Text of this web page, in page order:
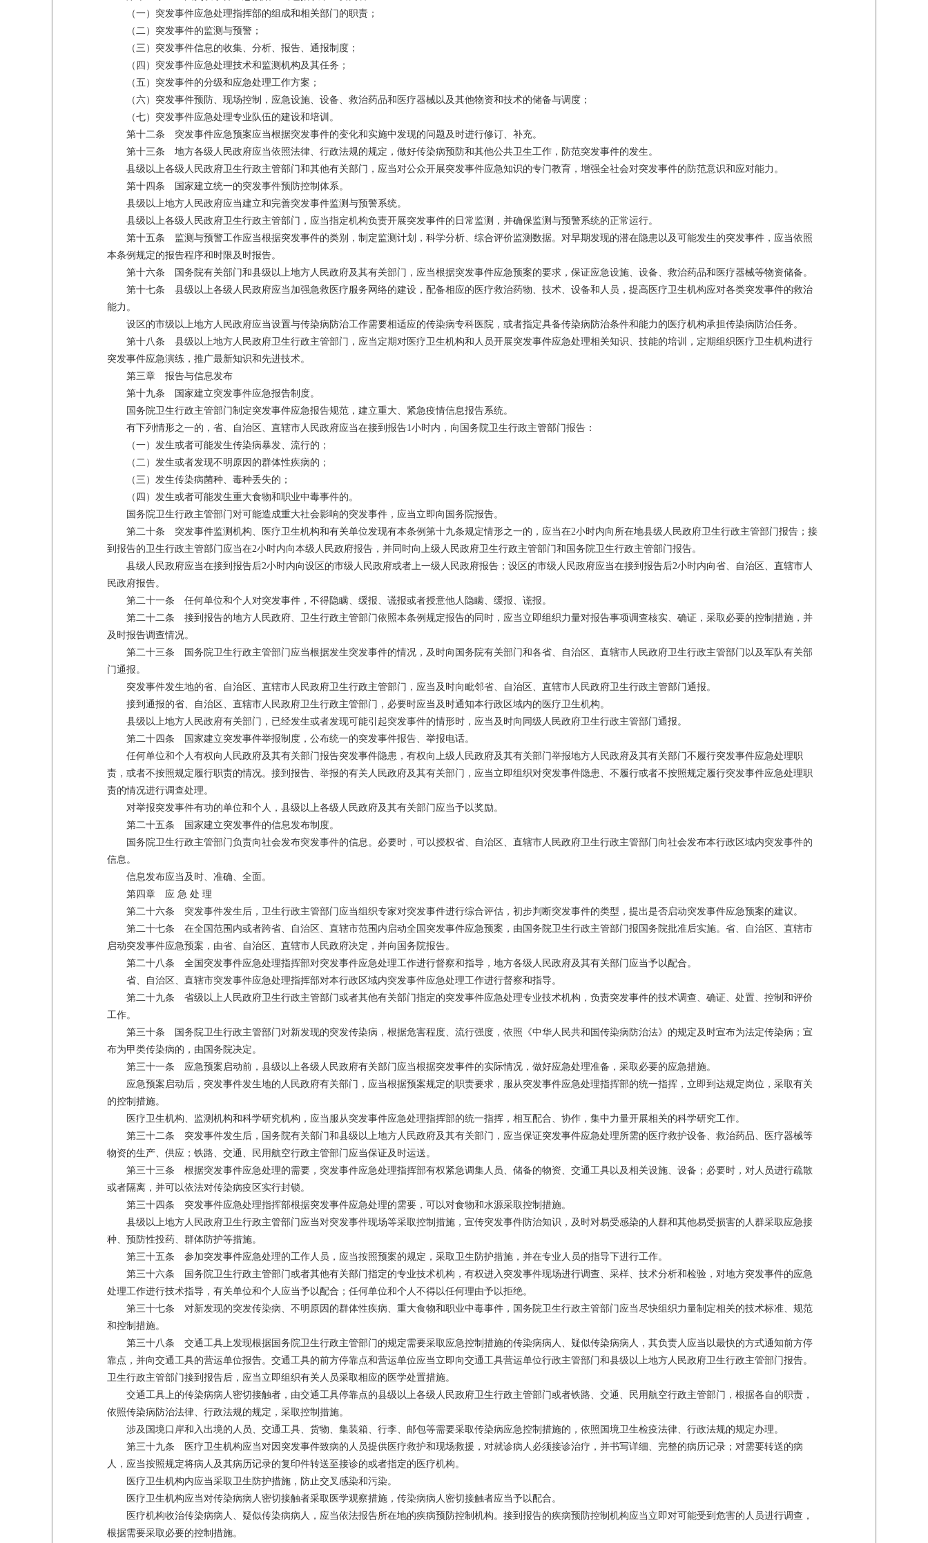
（一）突发事件应急处理指挥部的组成和相关部门的职责；
（二）突发事件的监测与预警；
（三）突发事件信息的收集、分析、报告、通报制度；
（四）突发事件应急处理技术和监测机构及其任务；
（五）突发事件的分级和应急处理工作方案；
（六）突发事件预防、现场控制，应急设施、设备、救治药品和医疗器械以及其他物资和技术的储备与调度；
（七）突发事件应急处理专业队伍的建设和培训。
第十二条 突发事件应急预案应当根据突发事件的变化和实施中发现的问题及时进行修订、补充。
第十三条 地方各级人民政府应当依照法律、行政法规的规定，做好传染病预防和其他公共卫生工作，防范突发事件的发生。
县级以上各级人民政府卫生行政主管部门和其他有关部门，应当对公众开展突发事件应急知识的专门教育，增强全社会对突发事件的防范意识和应对能力。
第十四条 国家建立统一的突发事件预防控制体系。
县级以上地方人民政府应当建立和完善突发事件监测与预警系统。
县级以上各级人民政府卫生行政主管部门，应当指定机构负责开展突发事件的日常监测，并确保监测与预警系统的正常运行。
第十五条 监测与预警工作应当根据突发事件的类别，制定监测计划，科学分析、综合评价监测数据。对早期发现的潜在隐患以及可能发生的突发事件，应当依照
本条例规定的报告程序和时限及时报告。
第十六条 国务院有关部门和县级以上地方人民政府及其有关部门，应当根据突发事件应急预案的要求，保证应急设施、设备、救治药品和医疗器械等物资储备。
第十七条 县级以上各级人民政府应当加强急救医疗服务网络的建设，配备相应的医疗救治药物、技术、设备和人员，提高医疗卫生机构应对各类突发事件的救治
能力。
设区的市级以上地方人民政府应当设置与传染病防治工作需要相适应的传染病专科医院，或者指定具备传染病防治条件和能力的医疗机构承担传染病防治任务。
第十八条 县级以上地方人民政府卫生行政主管部门，应当定期对医疗卫生机构和人员开展突发事件应急处理相关知识、技能的培训，定期组织医疗卫生机构进行
突发事件应急演练，推广最新知识和先进技术。
第三章 报告与信息发布
第十九条 国家建立突发事件应急报告制度。
国务院卫生行政主管部门制定突发事件应急报告规范，建立重大、紧急疫情信息报告系统。
有下列情形之一的，省、自治区、直辖市人民政府应当在接到报告1小时内，向国务院卫生行政主管部门报告：
（一）发生或者可能发生传染病暴发、流行的；
（二）发生或者发现不明原因的群体性疾病的；
（三）发生传染病菌种、毒种丢失的；
（四）发生或者可能发生重大食物和职业中毒事件的。
国务院卫生行政主管部门对可能造成重大社会影响的突发事件，应当立即向国务院报告。
第二十条 突发事件监测机构、医疗卫生机构和有关单位发现有本条例第十九条规定情形之一的，应当在2小时内向所在地县级人民政府卫生行政主管部门报告；接
到报告的卫生行政主管部门应当在2小时内向本级人民政府报告，并同时向上级人民政府卫生行政主管部门和国务院卫生行政主管部门报告。
县级人民政府应当在接到报告后2小时内向设区的市级人民政府或者上一级人民政府报告；设区的市级人民政府应当在接到报告后2小时内向省、自治区、直辖市人
民政府报告。
第二十一条 任何单位和个人对突发事件，不得隐瞒、缓报、谎报或者授意他人隐瞒、缓报、谎报。
第二十二条 接到报告的地方人民政府、卫生行政主管部门依照本条例规定报告的同时，应当立即组织力量对报告事项调查核实、确证，采取必要的控制措施，并
及时报告调查情况。
第二十三条 国务院卫生行政主管部门应当根据发生突发事件的情况，及时向国务院有关部门和各省、自治区、直辖市人民政府卫生行政主管部门以及军队有关部
门通报。
突发事件发生地的省、自治区、直辖市人民政府卫生行政主管部门，应当及时向毗邻省、自治区、直辖市人民政府卫生行政主管部门通报。
接到通报的省、自治区、直辖市人民政府卫生行政主管部门，必要时应当及时通知本行政区域内的医疗卫生机构。
县级以上地方人民政府有关部门，已经发生或者发现可能引起突发事件的情形时，应当及时向同级人民政府卫生行政主管部门通报。
第二十四条 国家建立突发事件举报制度，公布统一的突发事件报告、举报电话。
任何单位和个人有权向人民政府及其有关部门报告突发事件隐患，有权向上级人民政府及其有关部门举报地方人民政府及其有关部门不履行突发事件应急处理职
责，或者不按照规定履行职责的情况。接到报告、举报的有关人民政府及其有关部门，应当立即组织对突发事件隐患、不履行或者不按照规定履行突发事件应急处理职
责的情况进行调查处理。
对举报突发事件有功的单位和个人，县级以上各级人民政府及其有关部门应当予以奖励。
第二十五条 国家建立突发事件的信息发布制度。
国务院卫生行政主管部门负责向社会发布突发事件的信息。必要时，可以授权省、自治区、直辖市人民政府卫生行政主管部门向社会发布本行政区域内突发事件的
信息。
信息发布应当及时、准确、全面。
第四章 应 急 处 理
第二十六条 突发事件发生后，卫生行政主管部门应当组织专家对突发事件进行综合评估，初步判断突发事件的类型，提出是否启动突发事件应急预案的建议。
第二十七条 在全国范围内或者跨省、自治区、直辖市范围内启动全国突发事件应急预案，由国务院卫生行政主管部门报国务院批准后实施。省、自治区、直辖市
启动突发事件应急预案，由省、自治区、直辖市人民政府决定，并向国务院报告。
第二十八条 全国突发事件应急处理指挥部对突发事件应急处理工作进行督察和指导，地方各级人民政府及其有关部门应当予以配合。
省、自治区、直辖市突发事件应急处理指挥部对本行政区域内突发事件应急处理工作进行督察和指导。
第二十九条 省级以上人民政府卫生行政主管部门或者其他有关部门指定的突发事件应急处理专业技术机构，负责突发事件的技术调查、确证、处置、控制和评价
工作。
第三十条 国务院卫生行政主管部门对新发现的突发传染病，根据危害程度、流行强度，依照《中华人民共和国传染病防治法》的规定及时宣布为法定传染病；宣
布为甲类传染病的，由国务院决定。
第三十一条 应急预案启动前，县级以上各级人民政府有关部门应当根据突发事件的实际情况，做好应急处理准备，采取必要的应急措施。
应急预案启动后，突发事件发生地的人民政府有关部门，应当根据预案规定的职责要求，服从突发事件应急处理指挥部的统一指挥，立即到达规定岗位，采取有关
的控制措施。
医疗卫生机构、监测机构和科学研究机构，应当服从突发事件应急处理指挥部的统一指挥，相互配合、协作，集中力量开展相关的科学研究工作。
第三十二条 突发事件发生后，国务院有关部门和县级以上地方人民政府及其有关部门，应当保证突发事件应急处理所需的医疗救护设备、救治药品、医疗器械等
物资的生产、供应；铁路、交通、民用航空行政主管部门应当保证及时运送。
第三十三条 根据突发事件应急处理的需要，突发事件应急处理指挥部有权紧急调集人员、储备的物资、交通工具以及相关设施、设备；必要时，对人员进行疏散
或者隔离，并可以依法对传染病疫区实行封锁。
第三十四条 突发事件应急处理指挥部根据突发事件应急处理的需要，可以对食物和水源采取控制措施。
县级以上地方人民政府卫生行政主管部门应当对突发事件现场等采取控制措施，宣传突发事件防治知识，及时对易受感染的人群和其他易受损害的人群采取应急接
种、预防性投药、群体防护等措施。
第三十五条 参加突发事件应急处理的工作人员，应当按照预案的规定，采取卫生防护措施，并在专业人员的指导下进行工作。
第三十六条 国务院卫生行政主管部门或者其他有关部门指定的专业技术机构，有权进入突发事件现场进行调查、采样、技术分析和检验，对地方突发事件的应急
处理工作进行技术指导，有关单位和个人应当予以配合；任何单位和个人不得以任何理由予以拒绝。
第三十七条 对新发现的突发传染病、不明原因的群体性疾病、重大食物和职业中毒事件，国务院卫生行政主管部门应当尽快组织力量制定相关的技术标准、规范
和控制措施。
第三十八条 交通工具上发现根据国务院卫生行政主管部门的规定需要采取应急控制措施的传染病病人、疑似传染病病人，其负责人应当以最快的方式通知前方停
靠点，并向交通工具的营运单位报告。交通工具的前方停靠点和营运单位应当立即向交通工具营运单位行政主管部门和县级以上地方人民政府卫生行政主管部门报告。
卫生行政主管部门接到报告后，应当立即组织有关人员采取相应的医学处置措施。
交通工具上的传染病病人密切接触者，由交通工具停靠点的县级以上各级人民政府卫生行政主管部门或者铁路、交通、民用航空行政主管部门，根据各自的职责，
依照传染病防治法律、行政法规的规定，采取控制措施。
涉及国境口岸和入出境的人员、交通工具、货物、集装箱、行李、邮包等需要采取传染病应急控制措施的，依照国境卫生检疫法律、行政法规的规定办理。
第三十九条 医疗卫生机构应当对因突发事件致病的人员提供医疗救护和现场救援，对就诊病人必须接诊治疗，并书写详细、完整的病历记录；对需要转送的病
人，应当按照规定将病人及其病历记录的复印件转送至接诊的或者指定的医疗机构。
医疗卫生机构内应当采取卫生防护措施，防止交叉感染和污染。
医疗卫生机构应当对传染病病人密切接触者采取医学观察措施，传染病病人密切接触者应当予以配合。
医疗机构收治传染病病人、疑似传染病病人，应当依法报告所在地的疾病预防控制机构。接到报告的疾病预防控制机构应当立即对可能受到危害的人员进行调查，
根据需要采取必要的控制措施。